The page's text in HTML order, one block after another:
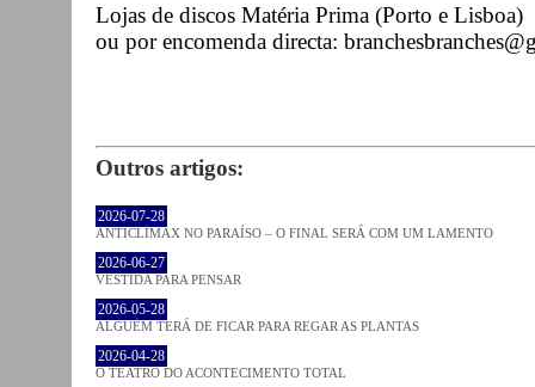
Lojas de discos Matéria Prima (Porto e Lisboa)
ou por encomenda directa:
Outros artigos:
2026-07-28
ANTICLÍMAX NO PARAÍSO – O FINAL SERÁ COM UM LAMENTO
2026-06-27
VESTIDA PARA PENSAR
2026-05-28
ALGUÉM TERÁ DE FICAR PARA REGAR AS PLANTAS
2026-04-28
O TEATRO DO ACONTECIMENTO TOTAL